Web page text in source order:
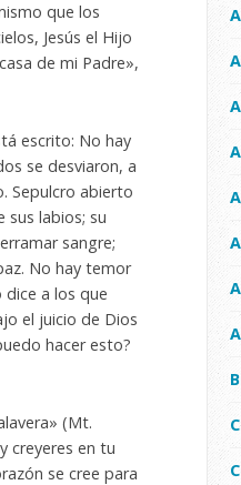
que los
Jesús el Hijo
de mi Padre»,
escrito: No hay
se desviaron, a
Sepulcro abierto
sus labios; su
sangre;
No hay temor
a los que
el juicio de Dios
hacer esto?
(Mt.
creyeres en tu
se cree para